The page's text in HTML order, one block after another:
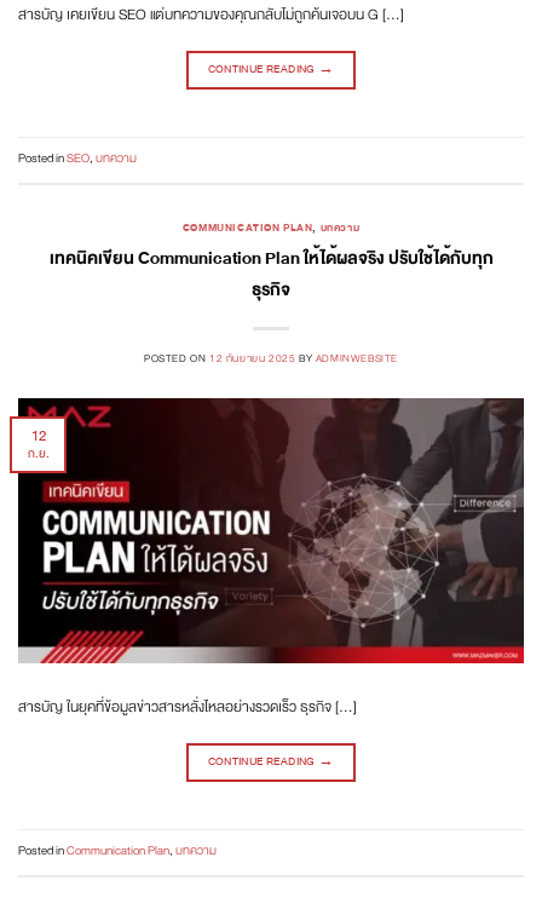
สารบัญ เคยเขียน SEO แต่บทความของคุณกลับไม่ถูกค้นเจอบน G […]
CONTINUE READING →
Posted inSEO,บทความ
COMMUNICATION PLAN, บทความ
เทคนิคเขียน Communication Plan ให้ได้ผลจริง ปรับใช้ได้กับทุก
ธุรกิจ
POSTED ON12 กันยายน 2025 BY ADMINWEBSITE
12
ก.ย.
สารบัญ ในยุคที่ข้อมูลข่าวสารหลั่งไหลอย่างรวดเร็ว ธุรกิจ […]
CONTINUE READING →
Posted inCommunication Plan,บทความ